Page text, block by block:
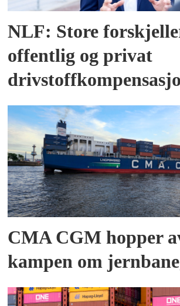
NLF: Store
offentlig og privat
CMA CGM hopper
kampen om